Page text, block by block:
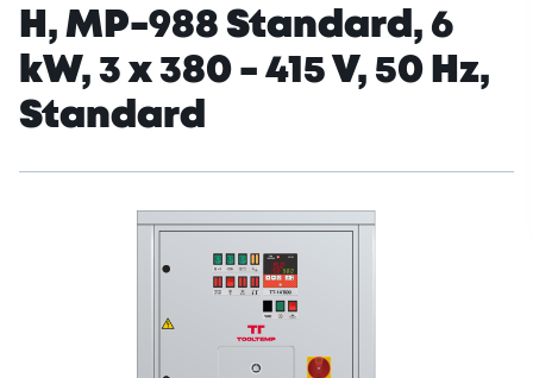
H, MP-988 Standard, 6
kW, 3 x 380 - 415 V, 50 Hz,
Standard